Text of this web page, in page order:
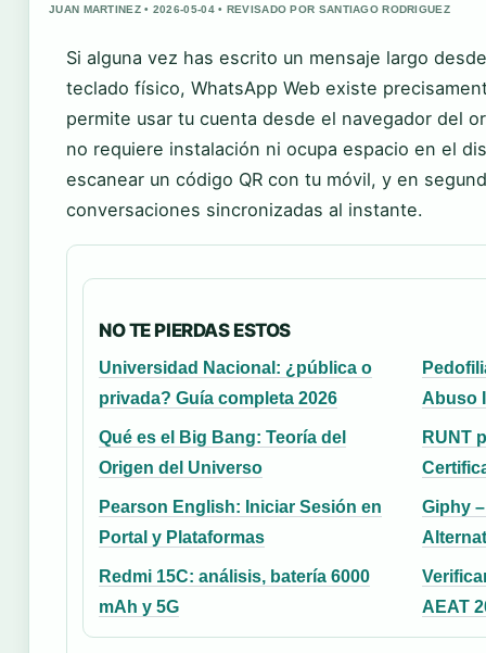
JUAN MARTINEZ • 2026-05-04 • REVISADO POR SANTIAGO RODRIGUEZ
Si alguna vez has escrito un mensaje largo
teclado físico, WhatsApp Web existe
permite usar tu cuenta desde el navegador del
no requiere instalación ni ocupa espacio en el
escanear un código QR con tu móvil, y en
conversaciones sincronizadas al instante.
NO TE PIERDAS ESTOS
Universidad Nacional: ¿pública o
privada? Guía completa 2026
Abuso
Qué es el Big Bang: Teoría del
Origen del Universo
RUNT
Pearson English: Iniciar Sesión en
Portal y Plataformas
Giphy
Redmi 15C: análisis, batería 6000
mAh y 5G
AEAT